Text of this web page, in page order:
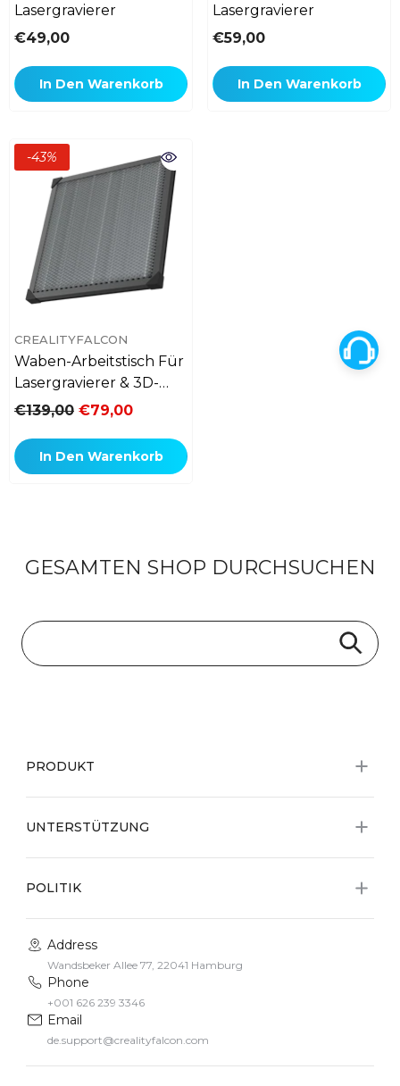
Lasergravierer
€49,00
In Den Warenkorb
Lasergravierer
€59,00
In Den Warenkorb
-43%
VERKÄUFERIN:
CREALITYFALCON
Waben-Arbeitstisch Für
Lasergravierer & 3D-
Drucker 500mm *
€139,00 €79,00
In Den Warenkorb
GESAMTEN SHOP DURCHSUCHEN
PRODUKT
UNTERSTÜTZUNG
POLITIK
Address
Wandsbeker Allee 77, 22041 Hamburg
Phone
+001 626 239 3346
Email
de.support@crealityfalcon.com